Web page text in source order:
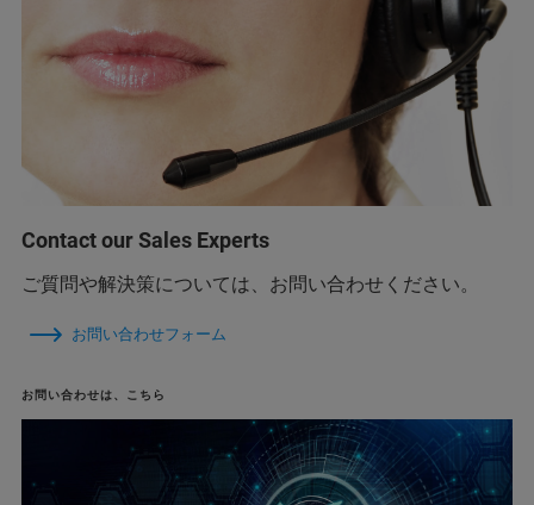
Contact our Sales Experts
ご質問や解決策については、お問い合わせください。
お問い合わせフォーム
お問い合わせは、こちら